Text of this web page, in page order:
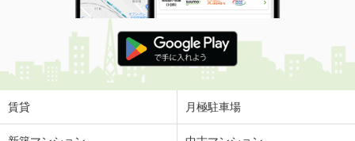
賃貸 月極駐車場